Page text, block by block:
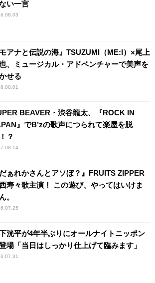
い一言
モアナと伝説の海』TSUZUMI（ME:I）×尾上
、ミュージカル・アドベンチャーで美声を
せる
BEAVER・渋谷龍太、『ROCK IN
』でB’zの歌声につられて楽屋を脱
？
だぁれかさんとアソぼ？』FRUITS ZIPPER
寿々歌主演！ この遊び、やってはいけま
。
洸平が4年半ぶりにオールナイトニッポン
場「当日はしっかり仕上げて臨みます」